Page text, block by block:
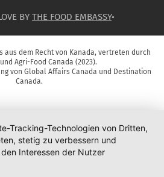
BY THE FOOD EMBASSY•
aus dem Recht von Kanada, vertreten durch
Agri-Food Canada (2023).
von Global Affairs Canada und Destination
Canada.
Tracking-Technologien von Dritten,
stetig zu verbessern und
Interessen der Nutzer